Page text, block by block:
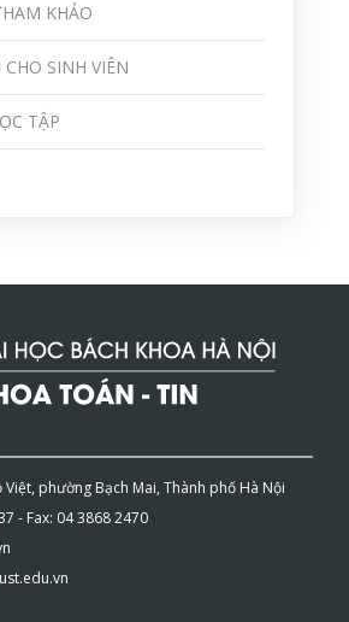
KHẢO
SINH VIÊN
TẬP
Việt, phường Bạch Mai, Thành phố Hà Nội
- Fax: 04 3868 2470